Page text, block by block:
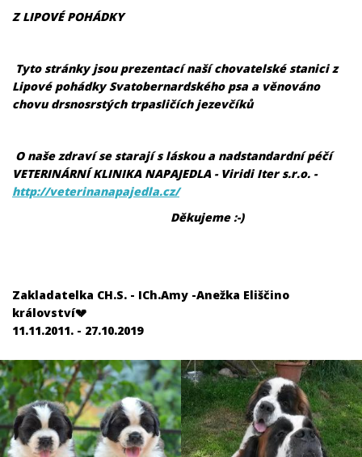
Z LIPOVÉ POHÁDKY
Tyto stránky jsou prezentací naší chovatelské stanici z
Lipové pohádky Svatobernardského psa a věnováno
chovu drsnosrstých trpasličích jezevčíků
O naše zdraví se starají s láskou a nadstandardní péčí
VETERINÁRNÍ KLINIKA NAPAJEDLA - Viridi Iter s.r.o. -
http://veterinanapajedla.cz/
Děkujeme :-)
Zakladatelka CH.S. - ICh.Amy -Anežka Eliščino
království💔
11.11.2011. - 27.10.2019